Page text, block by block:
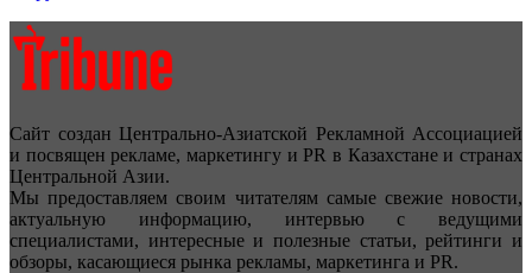
Сайт создан Центрально-Азиатской Рекламной Ассоциацией
и посвящен рекламе, маркетингу и PR в Казахстане и странах
Центральной Азии.
Мы предоставляем своим читателям самые свежие новости,
актуальную информацию, интервью с ведущими
специалистами, интересные и полезные статьи, рейтинги и
обзоры, касающиеся рынка рекламы, маркетинга и PR.